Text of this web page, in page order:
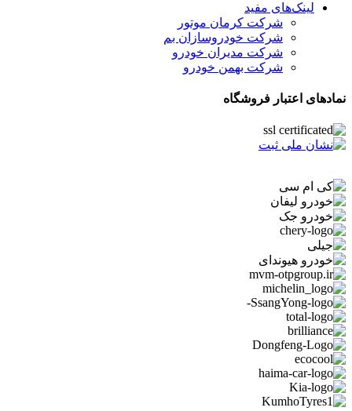
لینک‌های مفید
شرکت کرمان موتور
شرکت خودروسازان بم
شرکت مدیران خودرو
شرکت بهمن خودرو
نمادهای اعتبار فروشگاه